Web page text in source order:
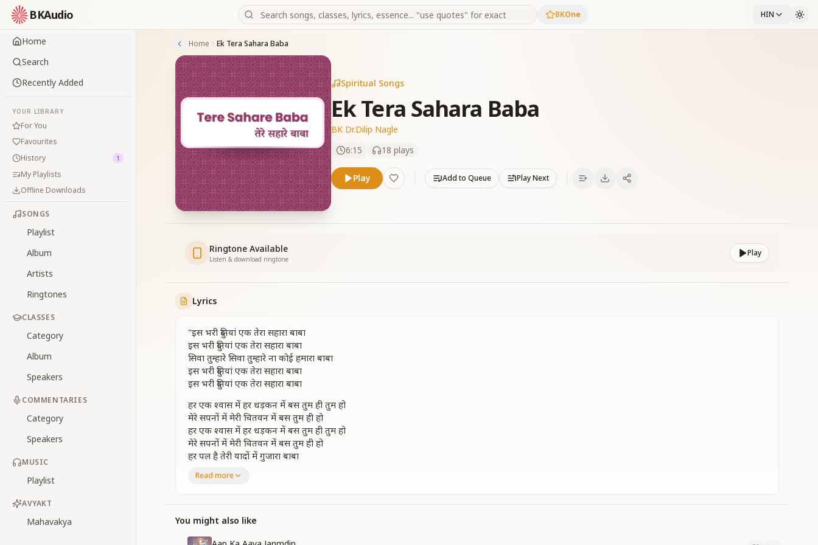
BKAudio BKOne HIN
Home
Search
Recently Added
YOUR LIBRARY
For You
Favourites
History
1
My Playlists
Offline Downloads
SONGS
Playlist
Album
Artists
Ringtones
CLASSES
Category
Album
Speakers
COMMENTARIES
Category
Speakers
MUSIC
Playlist
AVYAKT
Mahavakya
Home Ek Tera Sahara Baba
Spiritual Songs
Ek Tera Sahara Baba
BK Dr.Dilip Nagle
6:15
18 plays
Play Add to Queue Play Next
Ringtone Available
Listen & download ringtone
Play
Lyrics
"इस भरी दुनियां एक तेरा सहारा बाबा
इस भरी दुनियां एक तेरा सहारा बाबा
सिवा तुम्हारे सिवा तुम्हारे ना कोई हमारा बाबा
इस भरी दुनियां एक तेरा सहारा बाबा
इस भरी दुनियां एक तेरा सहारा बाबा
हर एक श्वास में हर धड़कन में बस तुम ही तुम हो
मेरे सपनों में मेरी चितवन में बस तुम ही हो
हर एक श्वास में हर धड़कन में बस तुम ही तुम हो
मेरे सपनों में मेरी चितवन में बस तुम ही हो
हर पल है तेरी यादों में गुजारा बाबा
सिवा तुम्हारे सिवा तुम्हारे ना कोई हमारा बाबा
इस भरी दुनियां में एक तेरा सहारा बाबा
बीच मझधार में जो फसी थी जीवन की नैय्या
निकाला भंवर से बाबा बनके खिवैया
Read more
You might also like